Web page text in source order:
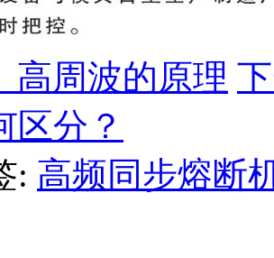
高周波的原理
区分？
: 高频同步熔断